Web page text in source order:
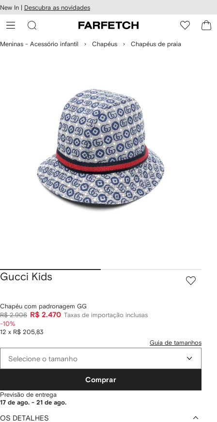
o
New In | Descubra as novidades
Meninas - Acessório infantil Chapéus Chapéus de praia
Gucci Kids
Chapéu com padronagem GG
R$ 2.906
R$ 2.470
12 x R$ 205,83
Taxas de importação inclusas
-10%
Guia de tamanhos
Selecione o tamanho
Comprar
Previsão de entrega
17 de ago. - 21 de ago.
OS DETALHES